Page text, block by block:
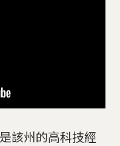
該州的高科技經